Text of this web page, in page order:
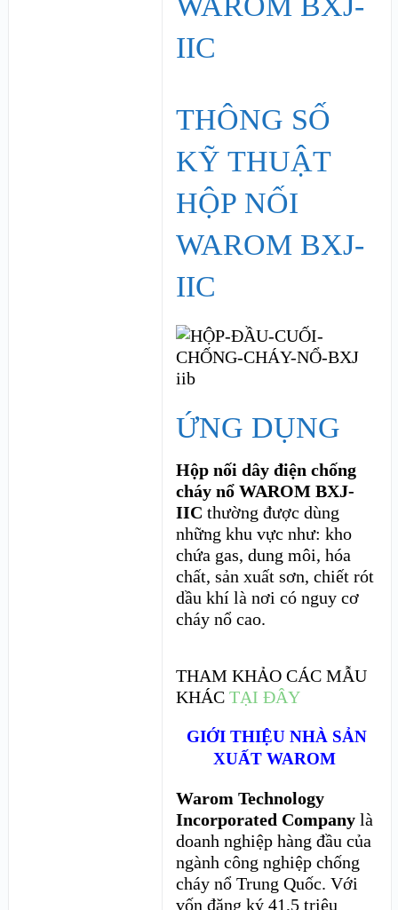
THÔNG SỐ
KỸ THUẬT
HỘP NỐI
WAROM BXJ-
IIC
ỨNG DỤNG
Hộp nối dây điện chống
cháy nổ WAROM BXJ-
IICthường được dùng
những khu vực như: kho
chứa gas, dung môi, hóa
chất, sản xuất sơn, chiết rót
dầu khí là nơi có nguy cơ
cháy nổ cao.
THAM KHẢO CÁC MẪU
KHÁCTẠI ĐÂY
GIỚI THIỆU NHÀ SẢN
XUẤT WAROM
Warom Technology
Incorporated Company là
doanh nghiệp hàng đầu của
ngành công nghiệp chống
cháy nổ Trung Quốc. Với
vốn đăng ký 41,5 triệu